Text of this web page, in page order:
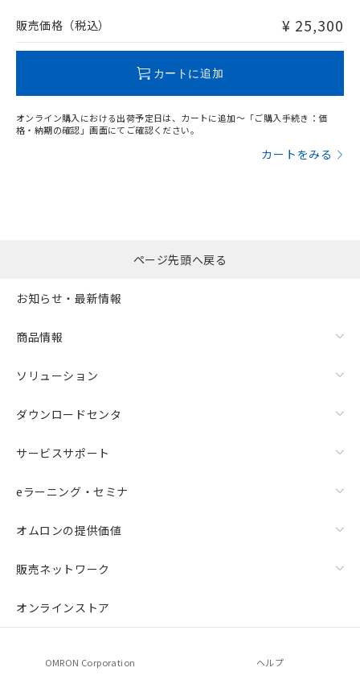
問い合わせください。
販売価格（税込） ¥ 25,300
カートに追加
オンライン購入における出荷予定日は、カートに追加～「ご購入手続き：価
格・納期の確認」画面にてご確認ください。
カートをみる
ページ先頭へ戻る
お知らせ・最新情報
商品情報
ソリューション
ダウンロードセンタ
サービスサポート
eラーニング・セミナ
オムロンの提供価値
販売ネットワーク
オンラインストア
OMRON Corporation ヘルプ